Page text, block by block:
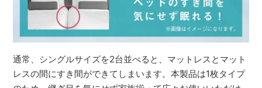
通常、シングルサイズを2台並べると、マットレスとマット
レスの間にすき間ができてしまいます。本製品は1枚タイプ